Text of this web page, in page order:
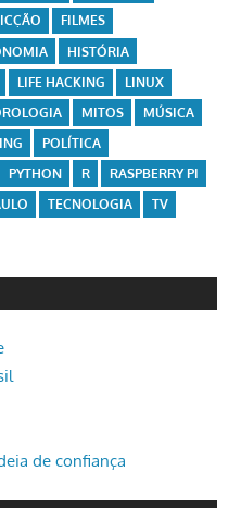
FILMES
HISTÓRIA
LIFE HACKING
LINUX
MITOS
MÚSICA
POLÍTICA
PYTHON R
RASPBERRY PI
TECNOLOGIA
TV
de confiança